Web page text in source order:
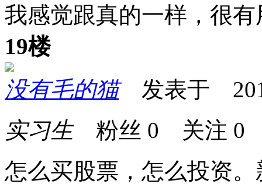
我感觉跟真的一样，很有
19楼
没有毛的猫发表于
实习生粉丝 0 关注 0
怎么买股票，怎么投资